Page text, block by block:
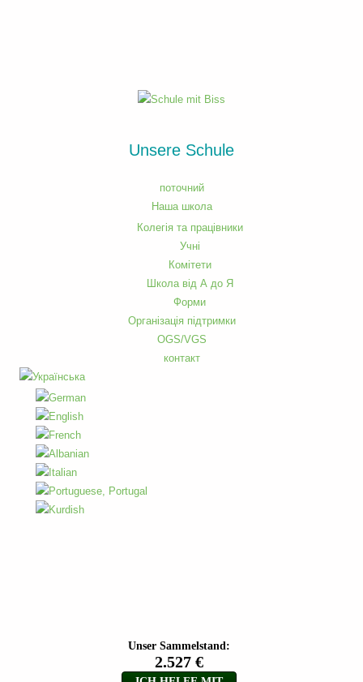
Unsere Schule
поточний
Наша школа
Колегія та працівники
Учні
Комітети
Школа від А до Я
Форми
Організація підтримки
OGS/VGS
контакт